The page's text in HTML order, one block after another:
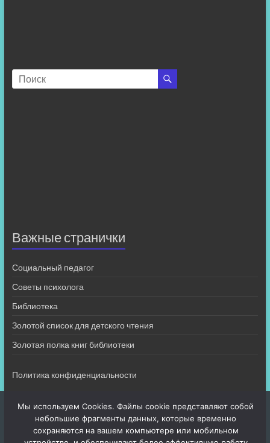
Важные странички
Социальный педагог
Советы психолога
Библиотека
Золотой список для детского чтения
Золотая полка книг библиотеки
Политика конфиденциальности
Мы используем Cookies. Файлы cookie представляют собой
небольшие фрагменты данных, которые временно
сохраняются на вашем компьютере или мобильном